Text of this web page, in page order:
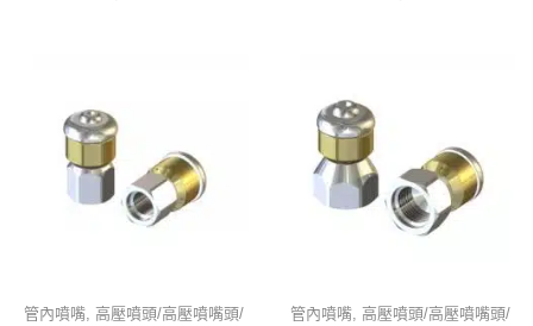
管內噴嘴, 高壓噴頭/高壓噴嘴頭/
管內噴嘴, 高壓噴頭/高壓噴嘴頭/